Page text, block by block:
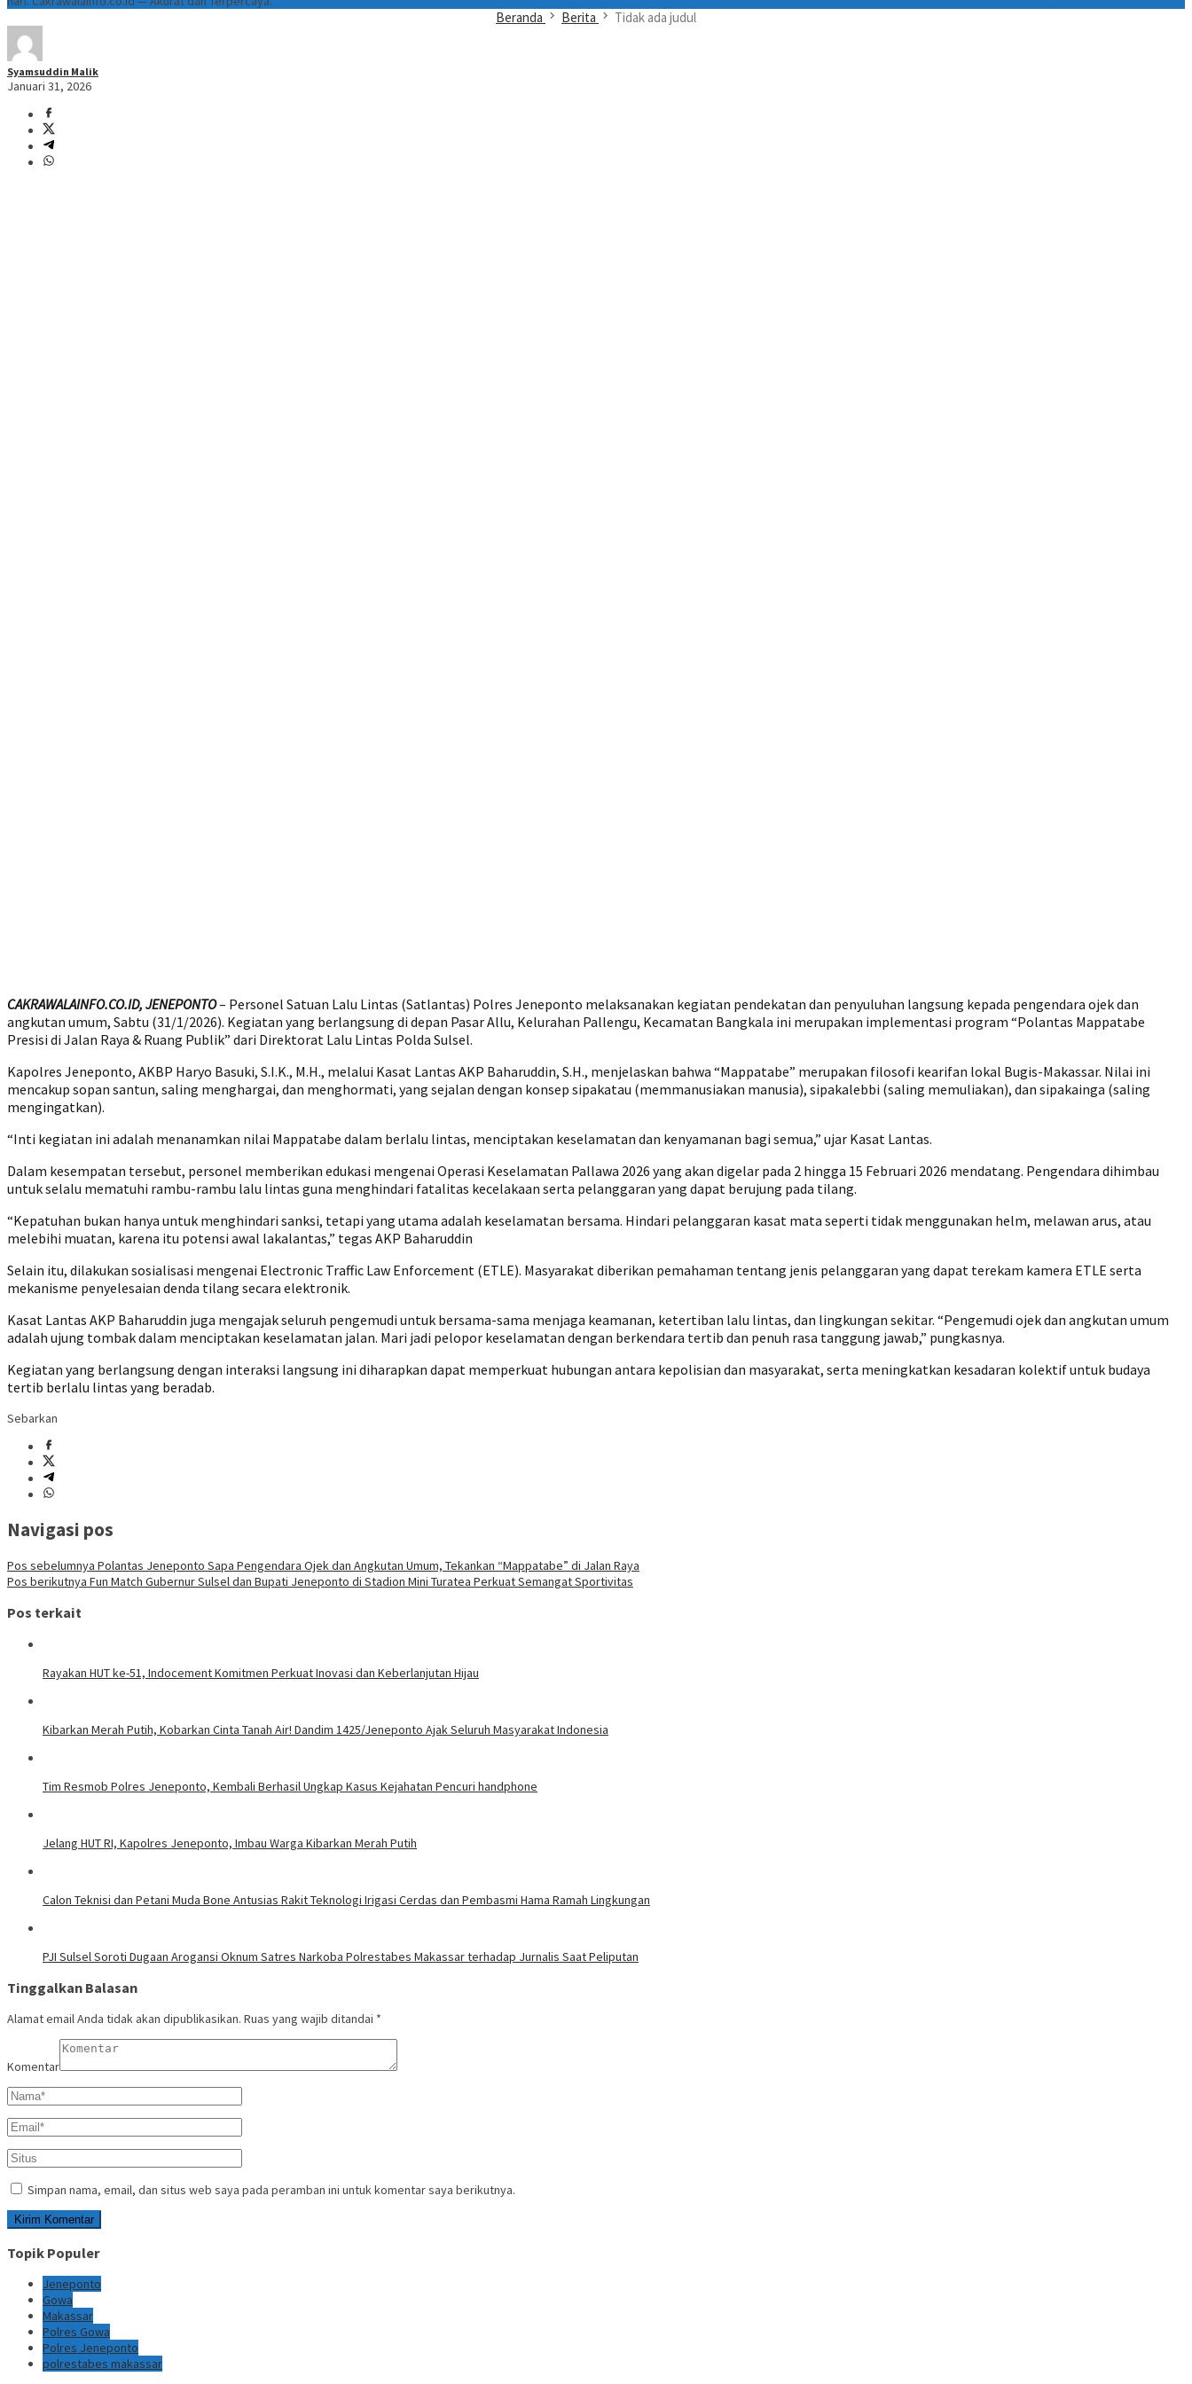
Beranda Berita Tidak ada judul
Syamsuddin Malik
Januari 31, 2026
CAKRAWALAINFO.CO.ID, JENEPONTO– Personel Satuan Lalu Lintas (Satlantas) Polres Jeneponto melaksanakan kegiatan pendekatan dan penyuluhan langsung kepada pengendara ojek dan
angkutan umum, Sabtu (31/1/2026). Kegiatan yang berlangsung di depan Pasar Allu, Kelurahan Pallengu, Kecamatan Bangkala ini merupakan implementasi program “Polantas Mappatabe
Presisi di Jalan Raya & Ruang Publik” dari Direktorat Lalu Lintas Polda Sulsel.
Kapolres Jeneponto, AKBP Haryo Basuki, S.I.K., M.H., melalui Kasat Lantas AKP Baharuddin, S.H., menjelaskan bahwa “Mappatabe” merupakan filosofi kearifan lokal Bugis-Makassar. Nilai ini
mencakup sopan santun, saling menghargai, dan menghormati, yang sejalan dengan konsep sipakatau (memmanusiakan manusia), sipakalebbi (saling memuliakan), dan sipakainga (saling
mengingatkan).
“Inti kegiatan ini adalah menanamkan nilai Mappatabe dalam berlalu lintas, menciptakan keselamatan dan kenyamanan bagi semua,” ujar Kasat Lantas.
Dalam kesempatan tersebut, personel memberikan edukasi mengenai Operasi Keselamatan Pallawa 2026 yang akan digelar pada 2 hingga 15 Februari 2026 mendatang. Pengendara dihimbau
untuk selalu mematuhi rambu-rambu lalu lintas guna menghindari fatalitas kecelakaan serta pelanggaran yang dapat berujung pada tilang.
“Kepatuhan bukan hanya untuk menghindari sanksi, tetapi yang utama adalah keselamatan bersama. Hindari pelanggaran kasat mata seperti tidak menggunakan helm, melawan arus, atau
melebihi muatan, karena itu potensi awal lakalantas,” tegas AKP Baharuddin
Selain itu, dilakukan sosialisasi mengenai Electronic Traffic Law Enforcement (ETLE). Masyarakat diberikan pemahaman tentang jenis pelanggaran yang dapat terekam kamera ETLE serta
mekanisme penyelesaian denda tilang secara elektronik.
Kasat Lantas AKP Baharuddin juga mengajak seluruh pengemudi untuk bersama-sama menjaga keamanan, ketertiban lalu lintas, dan lingkungan sekitar. “Pengemudi ojek dan angkutan umum
adalah ujung tombak dalam menciptakan keselamatan jalan. Mari jadi pelopor keselamatan dengan berkendara tertib dan penuh rasa tanggung jawab,” pungkasnya.
Kegiatan yang berlangsung dengan interaksi langsung ini diharapkan dapat memperkuat hubungan antara kepolisian dan masyarakat, serta meningkatkan kesadaran kolektif untuk budaya
tertib berlalu lintas yang beradab.
Sebarkan
Navigasi pos
Pos sebelumnya Polantas Jeneponto Sapa Pengendara Ojek dan Angkutan Umum, Tekankan “Mappatabe” di Jalan Raya
Pos berikutnya Fun Match Gubernur Sulsel dan Bupati Jeneponto di Stadion Mini Turatea Perkuat Semangat Sportivitas
Pos terkait
Rayakan HUT ke-51, Indocement Komitmen Perkuat Inovasi dan Keberlanjutan Hijau
Kibarkan Merah Putih, Kobarkan Cinta Tanah Air! Dandim 1425/Jeneponto Ajak Seluruh Masyarakat Indonesia
Tim Resmob Polres Jeneponto, Kembali Berhasil Ungkap Kasus Kejahatan Pencuri handphone
Jelang HUT RI, Kapolres Jeneponto, Imbau Warga Kibarkan Merah Putih
Calon Teknisi dan Petani Muda Bone Antusias Rakit Teknologi Irigasi Cerdas dan Pembasmi Hama Ramah Lingkungan
PJI Sulsel Soroti Dugaan Arogansi Oknum Satres Narkoba Polrestabes Makassar terhadap Jurnalis Saat Peliputan
Tinggalkan Balasan
Alamat email Anda tidak akan dipublikasikan. Ruas yang wajib ditandai *
Komentar
Simpan nama, email, dan situs web saya pada peramban ini untuk komentar saya berikutnya.
Topik Populer
Jeneponto
Gowa
Makassar
Polres Gowa
Polres Jeneponto
polrestabes makassar